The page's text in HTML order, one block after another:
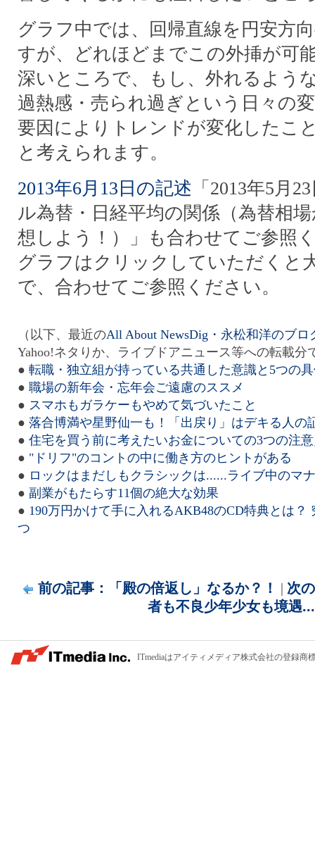
グラフ中では、回帰直線を円安方
すが、どれほどまでこの外挿が可
深いところで、もし、外れるよう
過熱感・売られ過ぎという日々の
要因によりトレンドが変化したこ
と考えられます。
2013年6月13日の記述 「2013年5月
ル為替・日経平均の関係（為替相
想しよう！）」も合わせてご参照
グラフはクリックしていただくと
で、合わせてご参照ください。
（以下、最近のAll About NewsDig・永松和洋のブロ
Yahoo!ネタりか、ライブドアニュース等への転載分
● 転職・独立組が持っている共通した意識と5つの
● 職場の新年会・忘年会ご遠慮のススメ
● スマホもガラケーもやめて気づいたこと
● 落合博満や星野仙一も！「出戻り」はデキる人の
● 住宅を買う前に考えたいお金についての3つの注
● "ドリフ"のコントの中に働き方のヒントがある
● ロックはまだしもクラシックは......ライブ中のマ
● 副業がもたらす11個の絶大な効果
● 190万円かけて手に入れるAKB48のCD特典とは？
つ
前の記事：「殿の倍返し」なるか？！ | 次
者も不良少年少女も境遇...
ITmediaはアイティメディア株式会社の登録商